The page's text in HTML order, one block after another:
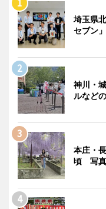
埼玉県
セブン
神川・
ルなど
本庄・
頃 写真